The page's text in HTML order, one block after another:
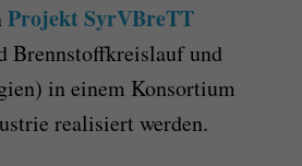
Projekt SyrVBreTT
Brennstoffkreislauf und
in einem Konsortium
realisiert werden.